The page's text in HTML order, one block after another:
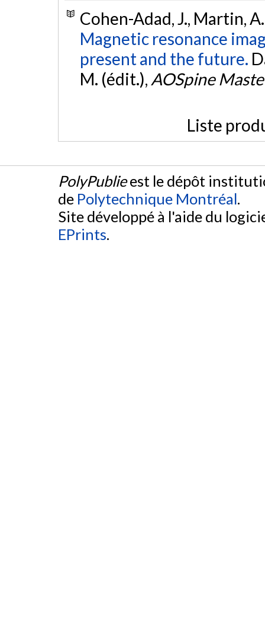
Cohen-Adad, J., Martin,
Magnetic resonance
present and the future.
M. (édit.), AOSpine
Liste
PolyPublieest le dépôt
de Polytechnique Montréal.
Site développé à l'aide du
EPrints.